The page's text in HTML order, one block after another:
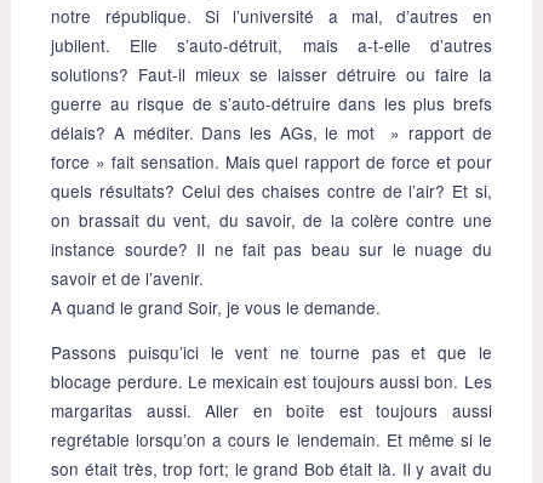
notre république. Si l’université a mal, d’autres en
jubilent. Elle s’auto-détruit, mais a-t-elle d’autres
solutions? Faut-il mieux se laisser détruire ou faire la
guerre au risque de s’auto-détruire dans les plus brefs
délais? A méditer. Dans les AGs, le mot » rapport de
force » fait sensation. Mais quel rapport de force et pour
quels résultats? Celui des chaises contre de l’air? Et si,
on brassait du vent, du savoir, de la colère contre une
instance sourde? Il ne fait pas beau sur le nuage du
savoir et de l’avenir.
A quand le grand Soir, je vous le demande.
Passons puisqu’ici le vent ne tourne pas et que le
blocage perdure. Le mexicain est toujours aussi bon. Les
margaritas aussi. Aller en boîte est toujours aussi
regrétable lorsqu’on a cours le lendemain. Et même si le
son était très, trop fort; le grand Bob était là. Il y avait du